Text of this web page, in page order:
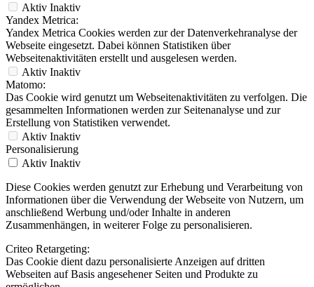
Aktiv Inaktiv
Yandex Metrica:
Yandex Metrica Cookies werden zur der Datenverkehranalyse der
Webseite eingesetzt. Dabei können Statistiken über
Webseitenaktivitäten erstellt und ausgelesen werden.
Aktiv Inaktiv
Matomo:
Das Cookie wird genutzt um Webseitenaktivitäten zu verfolgen. Die
gesammelten Informationen werden zur Seitenanalyse und zur
Erstellung von Statistiken verwendet.
Aktiv Inaktiv
Personalisierung
Aktiv Inaktiv
Diese Cookies werden genutzt zur Erhebung und Verarbeitung von
Informationen über die Verwendung der Webseite von Nutzern, um
anschließend Werbung und/oder Inhalte in anderen
Zusammenhängen, in weiterer Folge zu personalisieren.
Criteo Retargeting:
Das Cookie dient dazu personalisierte Anzeigen auf dritten
Webseiten auf Basis angesehener Seiten und Produkte zu